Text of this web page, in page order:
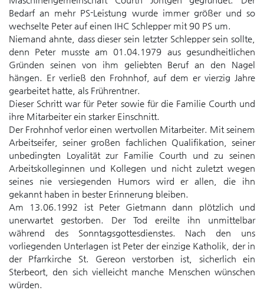
Bedarf an mehr PS-Leistung wurde immer größer und so
wechselte Peter auf einen IHC Schlepper mit 90 PS um.
Niemand ahnte, dass dieser sein letzter Schlepper sein sollte,
denn Peter musste am 01.04.1979 aus gesundheitlichen
Gründen seinen von ihm geliebten Beruf an den Nagel
hängen. Er verließ den Frohnhof, auf dem er vierzig Jahre
gearbeitet hatte, als Frührentner.
Dieser Schritt war für Peter sowie für die Familie Courth und
ihre Mitarbeiter ein starker Einschnitt.
Der Frohnhof verlor einen wertvollen Mitarbeiter. Mit seinem
Arbeitseifer, seiner großen fachlichen Qualifikation, seiner
unbedingten Loyalität zur Familie Courth und zu seinen
Arbeitskolleginnen und Kollegen und nicht zuletzt wegen
seines nie versiegenden Humors wird er allen, die ihn
gekannt haben in bester Erinnerung bleiben.
Am 13.06.1992 ist Peter Gietmann dann plötzlich und
unerwartet gestorben. Der Tod ereilte ihn unmittelbar
während des Sonntagsgottesdienstes. Nach den uns
vorliegenden Unterlagen ist Peter der einzige Katholik, der in
der Pfarrkirche St. Gereon verstorben ist, sicherlich ein
Sterbeort, den sich vielleicht manche Menschen wünschen
würden.